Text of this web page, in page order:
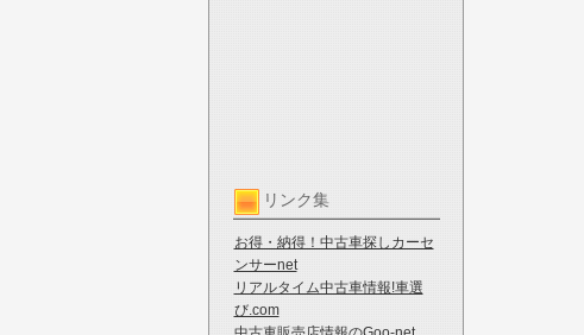
リンク集
お得・納得！中古車探しカーセ
ンサーnet
リアルタイム中古車情報!車選
び.com